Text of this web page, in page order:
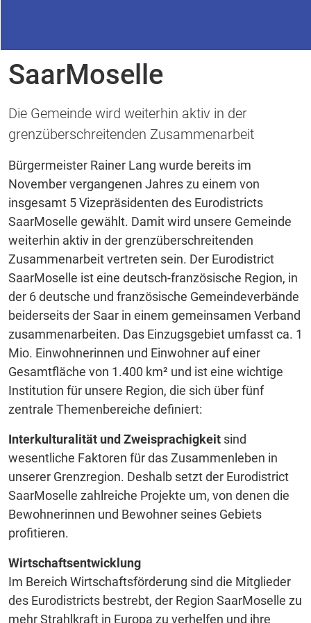
Eurodistrict
SaarMoselle
Die Gemeinde wird weiterhin aktiv in der
grenzüberschreitenden Zusammenarbeit
Bürgermeister Rainer Lang wurde bereits im
November vergangenen Jahres zu einem von
insgesamt 5 Vizepräsidenten des Eurodistricts
SaarMoselle gewählt. Damit wird unsere Gemeinde
weiterhin aktiv in der grenzüberschreitenden
Zusammenarbeit vertreten sein. Der Eurodistrict
SaarMoselle ist eine deutsch-französische Region, in
der 6 deutsche und französische Gemeindeverbände
beiderseits der Saar in einem gemeinsamen Verband
zusammenarbeiten. Das Einzugsgebiet umfasst ca. 1
Mio. Einwohnerinnen und Einwohner auf einer
Gesamtfläche von 1.400 km² und ist eine wichtige
Institution für unsere Region, die sich über fünf
zentrale Themenbereiche definiert:
Interkulturalität und Zweisprachigkeit sind
wesentliche Faktoren für das Zusammenleben in
unserer Grenzregion. Deshalb setzt der Eurodistrict
SaarMoselle zahlreiche Projekte um, von denen die
Bewohnerinnen und Bewohner seines Gebiets
profitieren.
Wirtschaftsentwicklung
Im Bereich Wirtschaftsförderung sind die Mitglieder
des Eurodistricts bestrebt, der Region SaarMoselle zu
mehr Strahlkraft in Europa zu verhelfen und ihre